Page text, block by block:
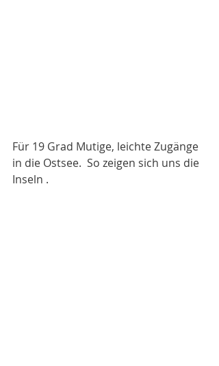
Für 19 Grad Mutige, leichte Zugänge
in die Ostsee.  So zeigen sich uns die
Inseln .